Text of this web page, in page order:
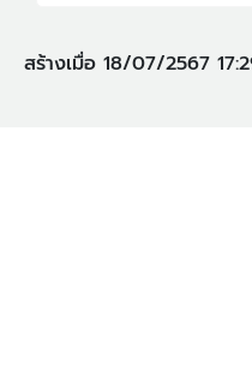
สร้างเมื่อ 18/07/2567